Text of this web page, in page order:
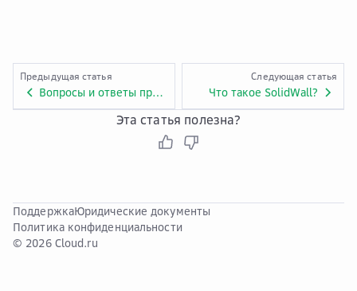
Предыдущая статья
Вопросы и ответы про сервис Curator Anti-DDoS+WAF
Следующая статья
Что такое SolidWall?
Эта статья полезна?
ПоддержкаЮридические документы
Политика конфиденциальности
© 2026 Cloud.ru